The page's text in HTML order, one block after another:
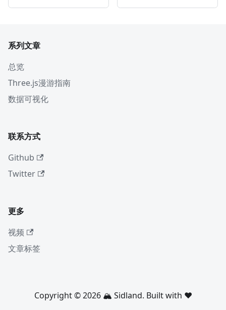
系列文章
总览
Three.js漫游指南
数据可视化
联系方式
Github
Twitter
更多
视频
文章标签
Copyright © 2026 🏔 Sidland. Built with ❤️